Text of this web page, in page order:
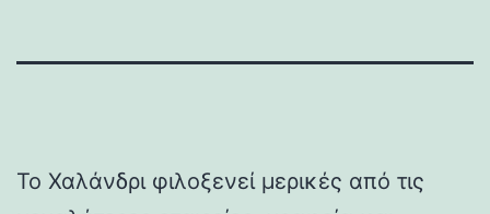
Το Χαλάνδρι φιλοξενεί μερικές από τις